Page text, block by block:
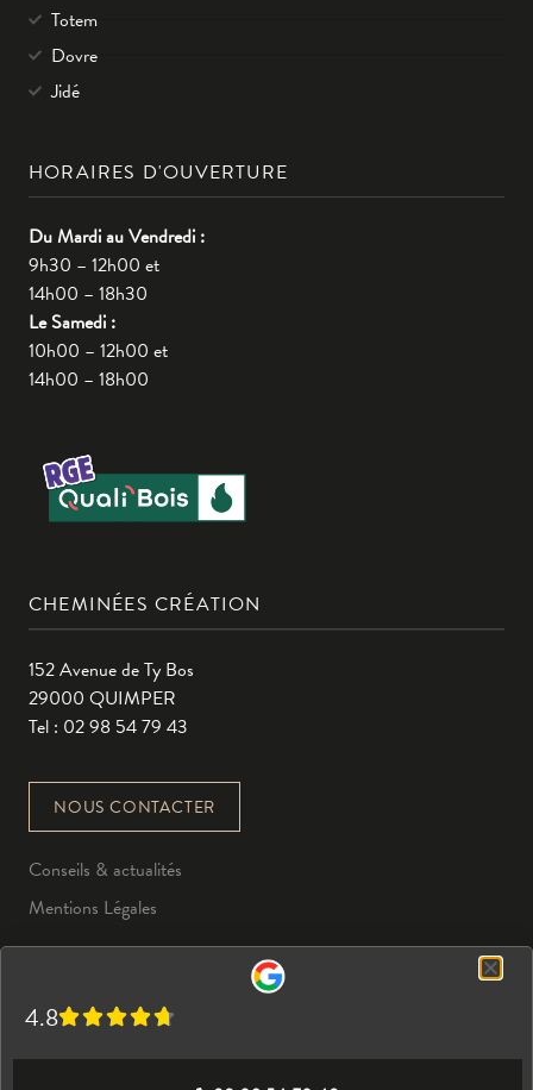
Totem
Dovre
Jidé
HORAIRES D'OUVERTURE
Du Mardi au Vendredi :
9h30 – 12h00 et
14h00 – 18h30
Le Samedi :
10h00 – 12h00 et
14h00 – 18h00
CHEMINÉES CRÉATION
152 Avenue de Ty Bos
29000 QUIMPER
Tel : 02 98 54 79 43
NOUS CONTACTER
Conseils & actualités
Mentions Légales
4.8